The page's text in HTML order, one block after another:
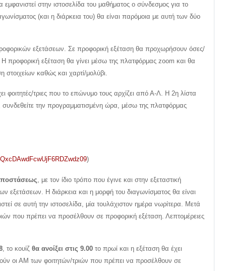
στην ιστοσελίδα του μαθήματος ο σύνδεσμος για το
(και η διάρκεια του) θα είναι παρόμοια με αυτή των δύο
εξετάσεων. Σε προφορική εξέταση θα προχωρήσουν όσες/
προφορική εξέταση θα γίνει μέσω της πλατφόρμας zoom και θα
στοιχείων καθώς και χαρτί/μολύβι.
τριες που το επώνυμο τους αρχίζει από Α-Λ. Η 2η λίστα
συνδεθείτε την προγραμματισμένη ώρα, μέσω της πλατφόρμας
)
, με τον ίδιο τρόπο που έγινε και στην εξεταστική
εξετάσεων. Η διάρκεια και η μορφή του διαγωνίσματος θα είναι
σε αυτή την ιστοσελίδα, μία τουλάχιστον ημέρα νωρίτερα. Μετά
που πρέπει να προσέλθουν σε προφορική εξέταση. Λεπτομέρειες
, το κουίζ θα ανοίξει στις 9.00 το πρωί και η εξέταση θα έχει
οι ΑΜ των φοιτητών/τριών που πρέπει να προσέλθουν σε